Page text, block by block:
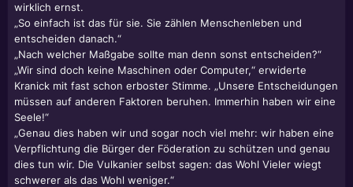
wirklich ernst.
„So einfach ist das für sie. Sie zählen Menschenleben und
entscheiden danach.“
„Nach welcher Maßgabe sollte man denn sonst entscheiden?“
„Wir sind doch keine Maschinen oder Computer,“ erwiderte
Kranick mit fast schon erboster Stimme. „Unsere Entscheidungen
müssen auf anderen Faktoren beruhen. Immerhin haben wir eine
Seele!“
„Genau dies haben wir und sogar noch viel mehr: wir haben eine
Verpflichtung die Bürger der Föderation zu schützen und genau
dies tun wir. Die Vulkanier selbst sagen: das Wohl Vieler wiegt
schwerer als das Wohl weniger.“